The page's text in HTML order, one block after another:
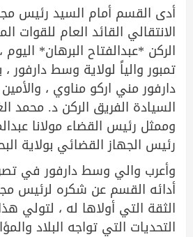
أدى القسم أمام السيد رئيس
الانتقالي القائد العام للقوات
الركن *عبدالفتاح البرهان*
تمبور والياً لولاية وسط دارفور
دارفور مني اركو مناوي ،
السيادة الفريق الركن د. محمد
وممثل رئيس القضاء مولانا
رئيس الجهاز القضائي بولاية
وأعرب والي وسط دارفور في
أدائه القسم عن شكره لرئيس
الثقة التي أولاها له ، لتولي
التحديات التي تواجه البلاد